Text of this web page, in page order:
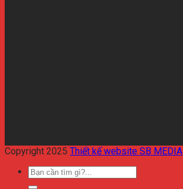
Copyright 2025 Thiết kế website SB MEDIA